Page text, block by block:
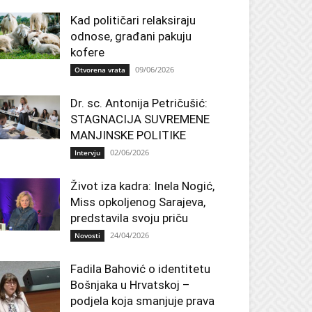
Kad političari relaksiraju
odnose, građani pakuju
kofere
Otvorena vrata 09/06/2026
Dr. sc. Antonija Petričušić:
STAGNACIJA SUVREMENE
MANJINSKE POLITIKE
Intervju 02/06/2026
Život iza kadra: Inela Nogić,
Miss opkoljenog Sarajeva,
predstavila svoju priču
Novosti 24/04/2026
Fadila Bahović o identitetu
Bošnjaka u Hrvatskoj –
podjela koja smanjuje prava